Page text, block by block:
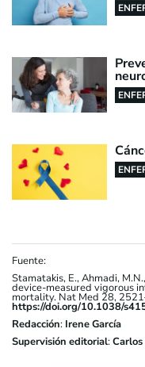
Fuente:
Stamatakis, E., Ahmadi,
device-measured vigorous
mortality. Nat Med 28,
https://doi.org/10.1038/
Redacción: Irene García
Supervisión editorial: